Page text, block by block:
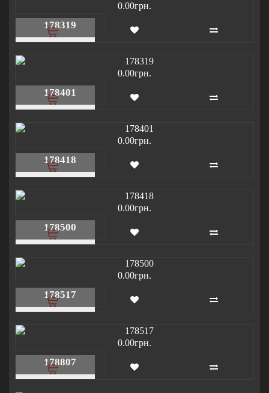
0.00грн.
178319
0.00грн.
178401
0.00грн.
178418
0.00грн.
178500
0.00грн.
178517
0.00грн.
178807